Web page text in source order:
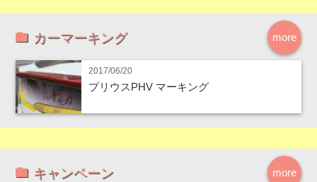
more
カーマーキング
2017/06/20
プリウスPHV マーキング
more
キャンペーン